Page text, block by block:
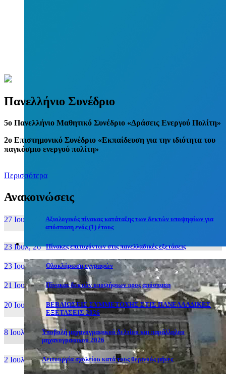
Πανελλήνιο Συνέδριο
5o Πανελλήνιο Μαθητικό Συνέδριο «Δράσεις Ενεργού Πολίτη»
2ο Επιστημονικό Συνέδριο «Εκπαίδευση για την ιδιότητα του
παγκόσμιο ενεργού πολίτη»
Περισσότερα
Ανακοινώσεις
27 Ιουν, 26
Αξιολογικός πίνακας κατάταξης των δεκτών υποψηφίων για
απόσπαση ενός (1) έτους
23 Ιουλ, 26 Πίνακες επιτυχόντων στις πανελλαδικές εξετάσεις
23 Ιουλ, 26 Ολοκλήρωση εγγραφών
21 Ιουλ, 26 Πίνακας δεκτών υποψήφιων προς απόσπαση
20 Ιουλ, 26
ΒΕΒΑΙΩΣΕΙΣ ΣΥΜΜΕΤΟΧΗΣ ΣΤΙΣ ΠΑΝΕΛΛΑΔΙΚΕΣ
ΕΞΕΤΑΣΕΙΣ 2026
8 Ιουλ, 26
Υποβολή μηχανογραφικού δελτίου και παράλληλου
μηχανογραφικού 2026
2 Ιουλ, 26 Λειτουργία σχολείου κατά τους θερινούς μήνες